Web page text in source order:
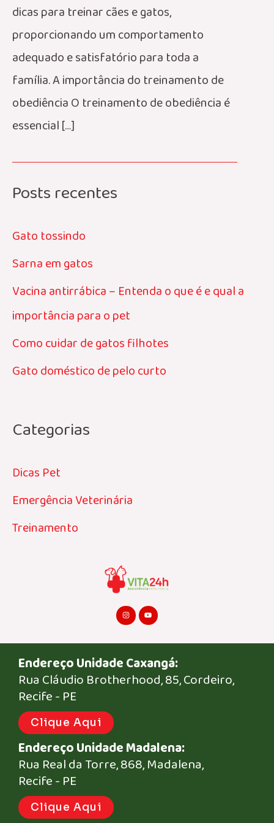
dicas para treinar cães e gatos,
proporcionando um comportamento
adequado e satisfatório para toda a
família. A importância do treinamento de
obediência O treinamento de obediência é
essencial […]
Posts recentes
Gato tossindo
Sarna em gatos
Vacina antirrábica – Entenda o que é e qual a
importância para o pet
Como cuidar de gatos filhotes
Gato doméstico de pelo curto
Categorias
Dicas Pet
Emergência Veterinária
Treinamento
I
n
s
g
a
m
Y
o
u
b
Endereço Unidade Caxangá:
Rua Cláudio Brotherhood, 85, Cordeiro,
Recife - PE
Clique Aqui
Endereço Unidade Madalena:
Rua Real da Torre, 868, Madalena,
Recife - PE
Clique Aqui